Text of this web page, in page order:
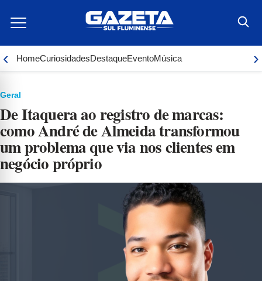
para
conteúdo
‹ HomeCuriosidadesDestaqueEventoMúsica ›
Geral
De Itaquera ao registro de marcas:
como André de Almeida transformou
um problema que via nos clientes em
negócio próprio